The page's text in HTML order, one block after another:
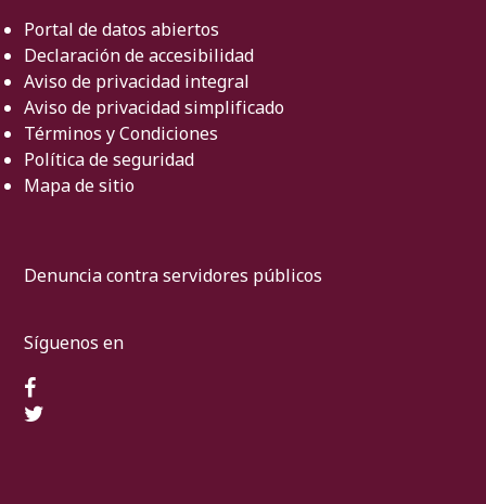
Portal de datos abiertos
Declaración de accesibilidad
Aviso de privacidad integral
Aviso de privacidad simplificado
Términos y Condiciones
Política de seguridad
Mapa de sitio
Denuncia contra servidores públicos
Síguenos en